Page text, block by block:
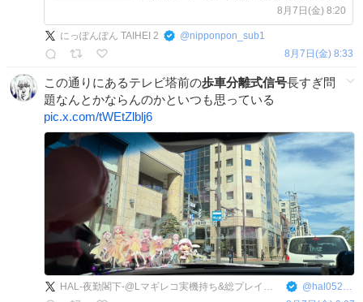
が観察できる夜の動物園 🔦ライト片
手に夜の博物館を探検できるナイトミ
ュージアム 🎡9種類の遊具が無料で乗
8月7日(金) 8:20
にっぽんぽん TAIHEI 2 @nipponpon_sub1
8月7日(金) 8:33
この通りにあるテレビ塔前の歩車分離式信号長すぎ問
題なんとかならんのかといつも思っている
pic.x.com/tWEtZlblj6
HAL-夜勤閣下-@Lマギレコ実機持ち&総プレイ数100万ゲーム達成 @ hal05215588